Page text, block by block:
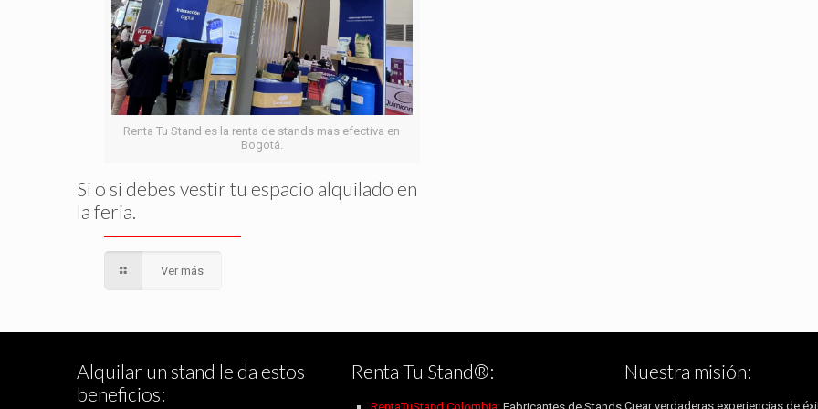
Renta Tu Stand es la renta de stands mas efectiva en
Bogotá.
Si o si debes vestir tu espacio alquilado en
la feria.
Ver más
Alquilar un stand le da estos
beneficios:
Renta Tu Stand®: Nuestra misión:
Crear verdaderas experiencias de